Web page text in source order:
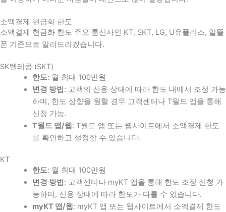
소액결제 현금화 한도
소액결제 현금화 한도 주요 통신사인 KT, SKT, LG, U유플러스, 알뜰
폰 기준으로 알려드리겠습니다.
SK텔레콤 (SKT)
한도: 월 최대 100만원
변경 방법 : 고객의 신용 상태에 따라 한도 내에서 조정 가능
하며, 한도 상향을 원할 경우 고객센터나 T월드 앱을 통해
신청 가능.
T월드 앱/웹 : T월드 앱 또는 웹사이트에서 소액결제 한도
를 확인하고 설정할 수 있습니다.
KT
한도: 월 최대 100만원
변경 방법 : 고객센터나 myKT 앱을 통해 한도 조정 신청 가
능하며, 신용 상태에 따라 한도가 다를 수 있습니다.
myKT 앱/웹 : myKT 앱 또는 웹사이트에서 소액결제 한도